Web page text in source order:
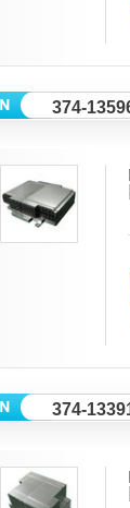
374-
374-